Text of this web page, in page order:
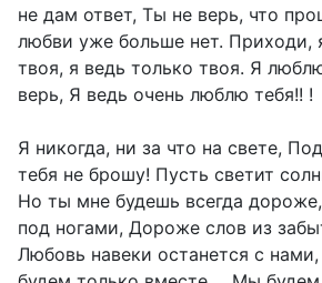
не дам ответ, Ты не верь, что
любви уже больше нет. Приходи,
твоя, я ведь только твоя. Я
верь, Я ведь очень люблю тебя!! !
Я никогда, ни за что на свете,
тебя не брошу! Пусть светит
Но ты мне будешь всегда
под ногами, Дороже слов из
Любовь навеки останется с